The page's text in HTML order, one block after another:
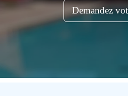
Demandez